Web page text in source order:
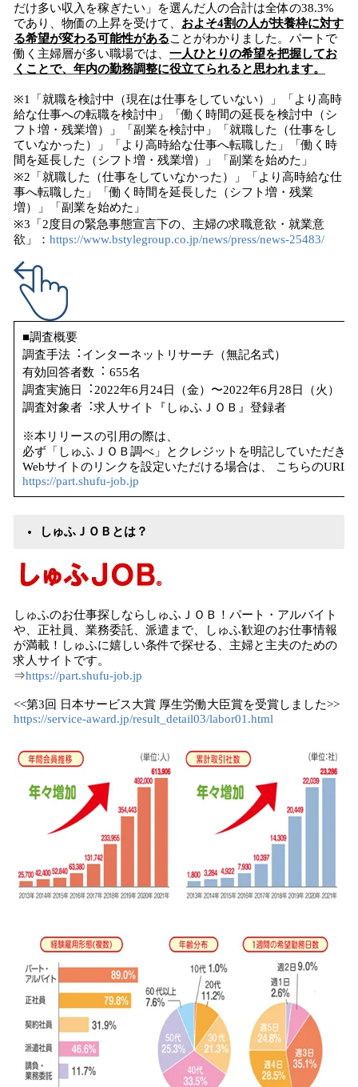
だけ多い収入を稼ぎたい」を選んだ人の合計は全体の38.3%
であり、物価の上昇を受けて、 およそ4割の人が扶養枠に対す
る希望が変わる可能性があることがわかりました。パートで
働く主婦層が多い職場では、 一人ひとりの希望を把握してお
くことで、年内の勤務調整に役立てられると思われます。
※1「就職を検討中（現在は仕事をしていない）」「より高時
給な仕事への転職を検討中」「働く時間の延長を検討中（シ
フト増・残業増）」「副業を検討中」「就職した（仕事をし
ていなかった）」「より高時給な仕事へ転職した」「働く時
間を延長した（シフト増・残業増）」「副業を始めた」
※2「就職した（仕事をしていなかった）」「より高時給な仕
事へ転職した」「働く時間を延長した（シフト増・残業
増）」「副業を始めた」
※3「2度目の緊急事態宣言下の、主婦の求職意欲・就業意
欲」： https://www.bstylegroup.co.jp/news/press/news-25483/
■調査概要
調査⼿法︓インターネットリサーチ（無記名式）
有効回答者数︓ 655名
調査実施日︓2022年6月24日（金）〜2022年6月28日（火）
調査対象者︓求人サイト『しゅふＪＯＢ』登録者
※本リリースの引用の際は、
必ず「しゅふＪＯＢ調べ」とクレジットを明記していただき
Webサイトのリンクを設定いただける場合は、 こちらのURL
https://part.shufu-job.jp
しゅふＪＯＢとは？
しゅふのお仕事探しならしゅふＪＯＢ！パート・アルバイト
や、正社員、業務委託、派遣まで、しゅふ歓迎のお仕事情報
が満載！しゅふに嬉しい条件で探せる、主婦と主夫のための
求人サイトです。
⇒https://part.shufu-job.jp
<<第3回 日本サービス大賞 厚生労働大臣賞を受賞しました>>
https://service-award.jp/result_detail03/labor01.html